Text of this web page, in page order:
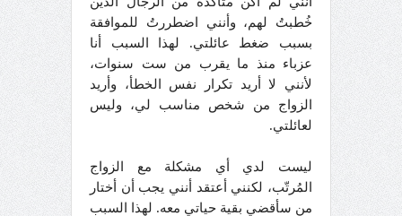
خُطبتُ لهم، وأنني اضطررتُ للموافقة
بسبب ضغط عائلتي. لهذا السبب أنا
عزباء منذ ما يقرب من ست سنوات،
لأنني لا أريد تكرار نفس الخطأ، وأريد
الزواج من شخص مناسب لي، وليس
لعائلتي.
ليست لدي أي مشكلة مع الزواج
المُرتّب، لكنني أعتقد أنني يجب أن أختار
من سأقضي بقية حياتي معه. لهذا السبب